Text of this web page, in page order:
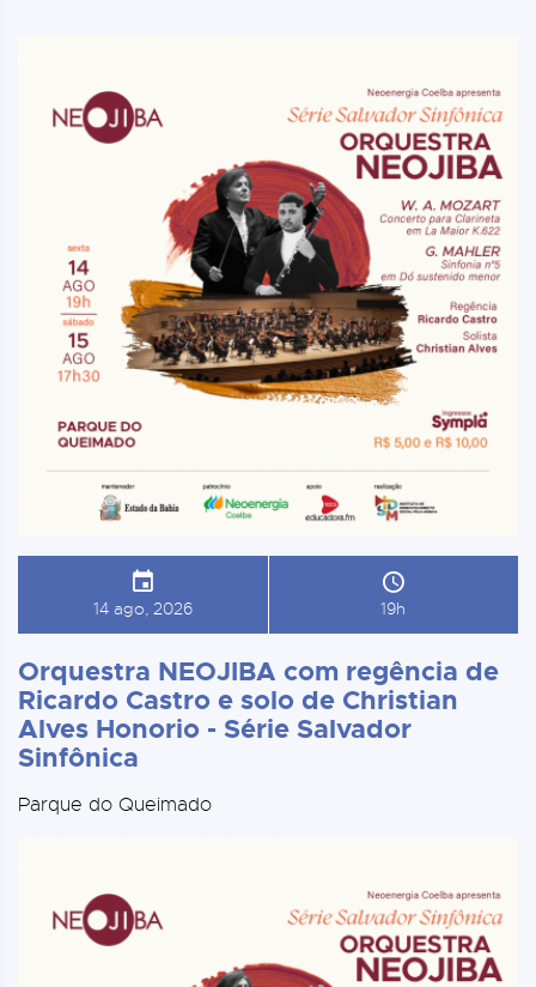
14 ago, 2026 19h
Orquestra NEOJIBA com regência de
Ricardo Castro e solo de Christian
Alves Honorio - Série Salvador
Sinfônica
Parque do Queimado